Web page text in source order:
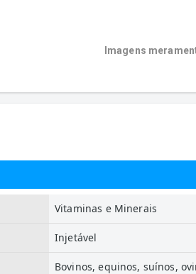
Imagens
Vitaminas e Minerais
Injetável
Bovinos, equinos, suínos,